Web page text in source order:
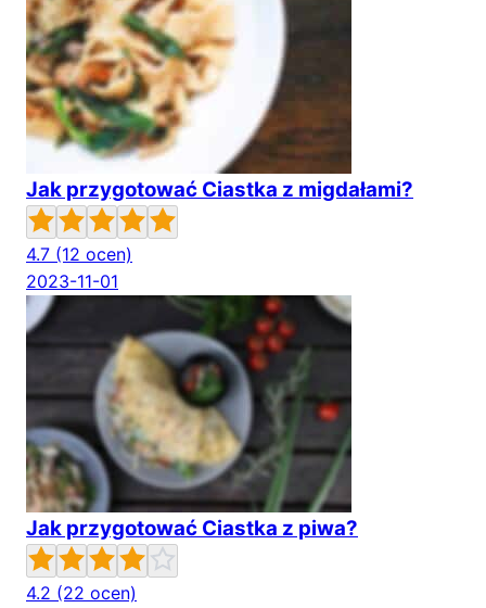
Jak przygotować Ciastka z migdałami?
4.7 (12 ocen)
2023-11-01
Jak przygotować Ciastka z piwa?
4.2 (22 ocen)